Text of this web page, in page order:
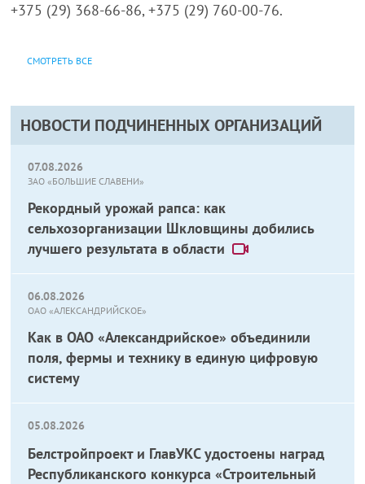
НОВОСТИ ПОДЧИНЕННЫХ ОРГАНИЗАЦИЙ
07.08.2026
ЗАО «БОЛЬШИЕ СЛАВЕНИ»
Рекордный урожай рапса: как
сельхозорганизации Шкловщины добились
лучшего результата в области
06.08.2026
ОАО «АЛЕКСАНДРИЙСКОЕ»
Как в ОАО «Александрийское» объединили
поля, фермы и технику в единую цифровую
систему
05.08.2026
Белстройпроект и ГлавУКС удостоены наград
Республиканского конкурса «Строительный
+375 (29) 368-66-86, +375 (29) 760-00-76.
СМОТРЕТЬ ВСЕ